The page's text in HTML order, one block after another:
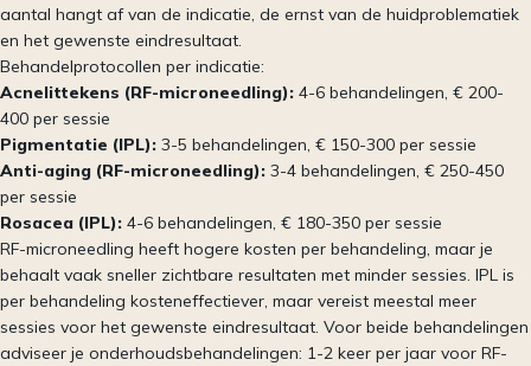
aantal hangt af van de indicatie, de ernst van de huidproblematiek
en het gewenste eindresultaat.
Behandelprotocollen per indicatie:
Acnelittekens (RF-microneedling): 4-6 behandelingen, € 200-
400 per sessie
Pigmentatie (IPL): 3-5 behandelingen, € 150-300 per sessie
Anti-aging (RF-microneedling): 3-4 behandelingen, € 250-450
per sessie
Rosacea (IPL): 4-6 behandelingen, € 180-350 per sessie
RF-microneedling heeft hogere kosten per behandeling, maar je
behaalt vaak sneller zichtbare resultaten met minder sessies. IPL is
per behandeling kosteneffectiever, maar vereist meestal meer
sessies voor het gewenste eindresultaat. Voor beide behandelingen
adviseer je onderhoudsbehandelingen: 1-2 keer per jaar voor RF-